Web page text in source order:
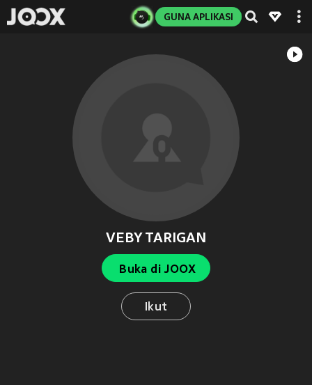
GUNA APLIKASI
VEBY TARIGAN
Buka di JOOX
Ikut